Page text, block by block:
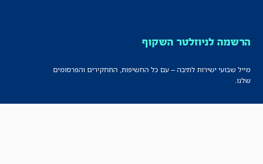
הרשמה לניוזלטר השקוף
מייל שבועי ישירות לתיבה – עם כל החשיפות, התחקירים והפרסומים
שלנו.